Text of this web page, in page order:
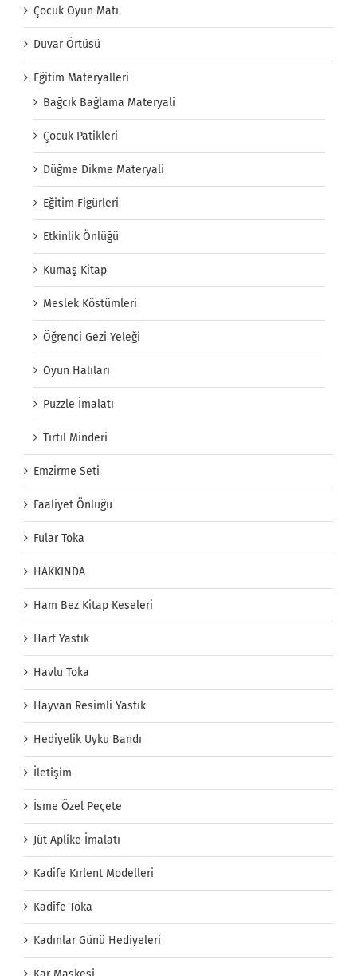
Çocuk Oyun Matı
Duvar Örtüsü
Eğitim Materyalleri
Bağcık Bağlama Materyali
Çocuk Patikleri
Düğme Dikme Materyali
Eğitim Figürleri
Etkinlik Önlüğü
Kumaş Kitap
Meslek Köstümleri
Öğrenci Gezi Yeleği
Oyun Halıları
Puzzle İmalatı
Tırtıl Minderi
Emzirme Seti
Faaliyet Önlüğü
Fular Toka
HAKKINDA
Ham Bez Kitap Keseleri
Harf Yastık
Havlu Toka
Hayvan Resimli Yastık
Hediyelik Uyku Bandı
İletişim
İsme Özel Peçete
Jüt Aplike İmalatı
Kadife Kırlent Modelleri
Kadife Toka
Kadınlar Günü Hediyeleri